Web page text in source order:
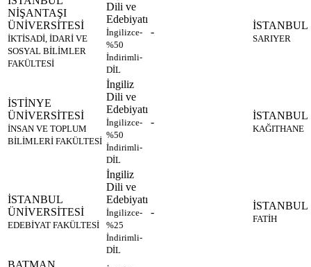
NİŞANTAŞI
ÜNİVERSİTESİ
İKTİSADİ, İDARİ VE
SOSYAL BİLİMLER
FAKÜLTESİ
Dili ve
Edebiyatı
İngilizce-
%50
İndirimli-
DİL
-
İSTANBUL
SARIYER
İSTİNYE
ÜNİVERSİTESİ
İNSAN VE TOPLUM
BİLİMLERİ FAKÜLTESİ
İngiliz
Dili ve
Edebiyatı
İngilizce-
%50
İndirimli-
DİL
-
İSTANBUL
KAĞITHANE
İSTANBUL
ÜNİVERSİTESİ
EDEBİYAT FAKÜLTESİ
İngiliz
Dili ve
Edebiyatı
İngilizce-
%25
İndirimli-
DİL
-
İSTANBUL
FATİH
BATMAN